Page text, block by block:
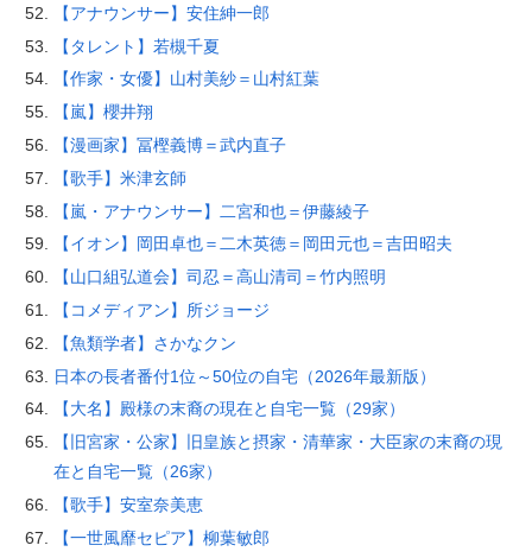
【アナウンサー】安住紳一郎
【タレント】若槻千夏
【作家・女優】山村美紗＝山村紅葉
【嵐】櫻井翔
【漫画家】冨樫義博＝武内直子
【歌手】米津玄師
【嵐・アナウンサー】二宮和也＝伊藤綾子
【イオン】岡田卓也＝二木英徳＝岡田元也＝吉田昭夫
【山口組弘道会】司忍＝高山清司＝竹内照明
【コメディアン】所ジョージ
【魚類学者】さかなクン
日本の長者番付1位～50位の自宅（2026年最新版）
【大名】殿様の末裔の現在と自宅一覧（29家）
【旧宮家・公家】旧皇族と摂家・清華家・大臣家の末裔の現
在と自宅一覧（26家）
【歌手】安室奈美恵
【一世風靡セピア】柳葉敏郎